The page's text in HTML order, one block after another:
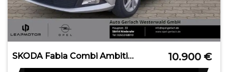
SKODA Fabia Combi Ambition Sperrdiff. Apple CarPlay An 10.900 €